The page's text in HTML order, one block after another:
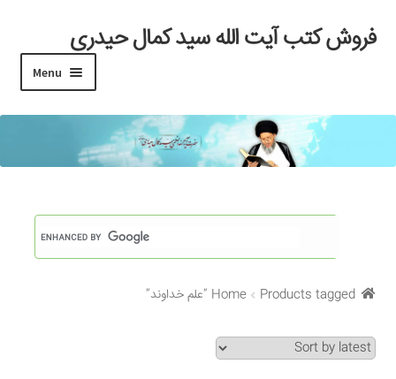
Skip
to
Skip
to
فروش کتب آیت الله سید کمال حیدری
Menu
خانه
#97 (بدون عنوان)
Checkout
My account
Search Results
Home Products tagged “علم خداوند”